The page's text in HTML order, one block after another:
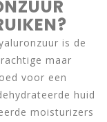
is de
maar
voor een
huid
moisturizers